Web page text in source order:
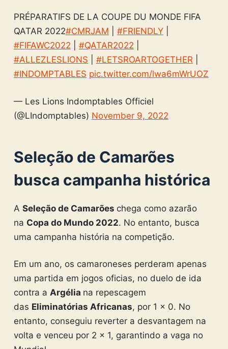
PRÉPARATIFS DE LA COUPE DU MONDE FIFA
QATAR 2022#CMRJAM #FRIENDLY|
#FIFAWC2022
#QATAR2022
#ALLEZLESLIONS
#LETSROARTOGETHER|
#INDOMPTABLES pic.twitter.com/lwa6mWrUOZ
— Les Lions Indomptables Officiel
(@LIndomptables) November 9, 2022
Seleção de Camarões
busca campanha histórica
A Seleção de Camarões chega como azarão
na Copa do Mundo 2022. No entanto, busca
uma campanha história na competição.
Em um ano, os camaroneses perderam apenas
uma partida em jogos oficias, no duelo de ida
contra a Argélia na repescagem
das Eliminatórias Africanas, por 1 x 0. No
entanto, conseguiu reverter a desvantagem na
volta e venceu por 2 x 1, garantindo a vaga no